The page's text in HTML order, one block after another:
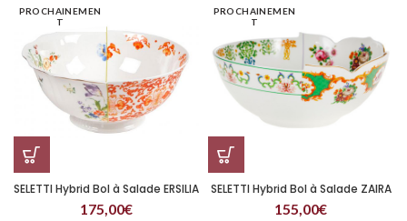
PROCHAINEMEN
T
SELETTI Hybrid Bol à Salade ERSILIA
175,00€
PROCHAINEMEN
T
SELETTI Hybrid Bol à Salade ZAIRA
155,00€